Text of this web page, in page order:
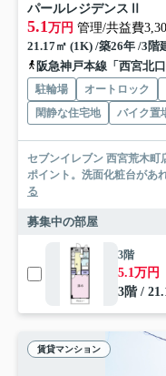
パールレジデンスⅡ
5.1 万円 管理/共益費
21.17㎡ (1K) /築26年 /3階
阪急神戸本線「西宮北
駐輪場 オートロック
閑静な住宅地
バイク置
セブンイレブン 西宮荒木町
ポイント。洗面化粧台があ
る
募集中の部屋
3階
5.1万円
3階 /
賃貸マンション